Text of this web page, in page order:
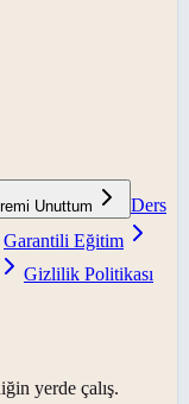
Unuttum
Ders
Garantili Eğitim
Gizlilik Politikası
yerde çalış.